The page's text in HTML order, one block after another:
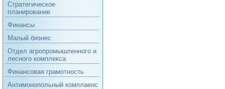
Стратегическое
планирование
Финансы
Малый бизнес
Отдел агропромышленного и
лесного комплекса
Финансовая грамотность
Антимонопольный комплаенс